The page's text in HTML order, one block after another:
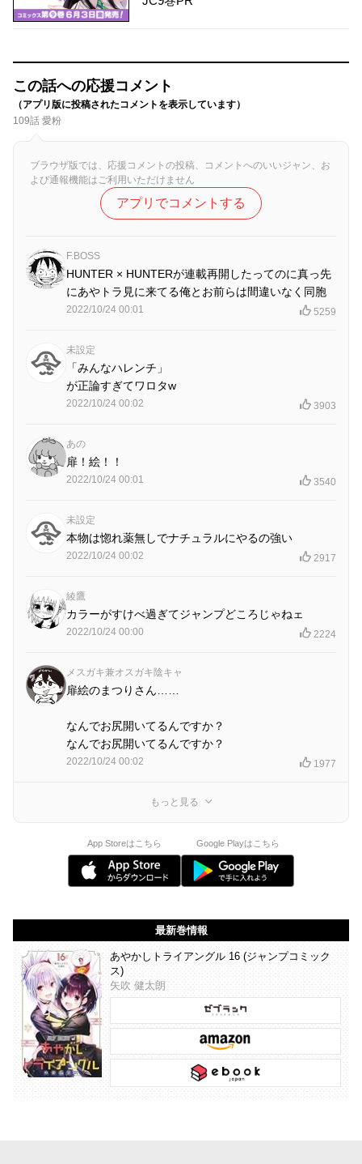
この話への応援コメント
（アプリ版に投稿されたコメントを表示しています）
109話 愛粉
ブラウザ版では、応援コメントの投稿、コメントへのいいジャン、お
よび通報機能はご利用いただけません
アプリでコメントする
F.BOSS
HUNTER × HUNTERが連載再開したってのに真っ先
にあやトラ見に来てる俺とお前らは間違いなく同胞
2022/10/24 00:01 5259
未設定
「みんなハレンチ」
が正論すぎてワロタw
2022/10/24 00:02 3903
あの
扉！絵！！
2022/10/24 00:01 3540
未設定
本物は惚れ薬無しでナチュラルにやるの強い
2022/10/24 00:02 2917
綾鷹
カラーがすけべ過ぎてジャンプどころじゃねェ
2022/10/24 00:00 2224
メスガキ兼オスガキ陰キャ
扉絵のまつりさん……
なんでお尻開いてるんですか？
なんでお尻開いてるんですか？
2022/10/24 00:02 1977
もっと見る
App Storeはこちら Google Playはこちら
最新巻情報
あやかしトライアングル 16 (ジャンプコミック
ス)
矢吹 健太朗